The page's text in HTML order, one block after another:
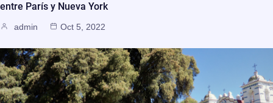
entre París y Nueva York
admin Oct 5, 2022